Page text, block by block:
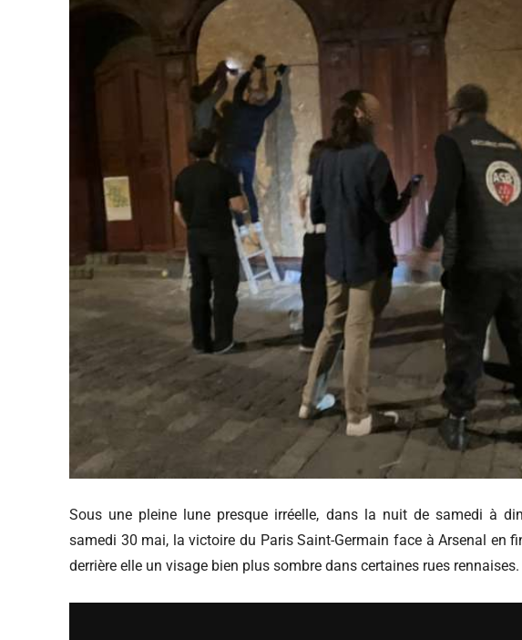
Sous une pleine lune presque irréelle, dans la nuit de samedi à
samedi 30 mai, la victoire du Paris Saint-Germain face à Arsenal en
derrière elle un visage bien plus sombre dans certaines rues rennaises.